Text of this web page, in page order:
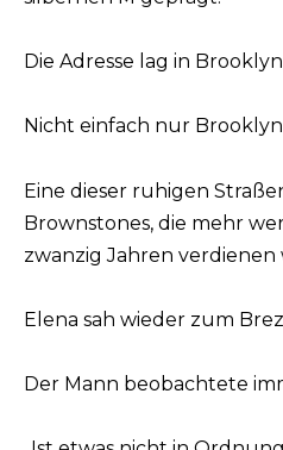
Die Adresse lag in
Nicht einfach nur
Eine dieser ruhigen
Brownstones, die mehr
zwanzig Jahren verdienen
Elena sah wieder zum
Der Mann beobachtete